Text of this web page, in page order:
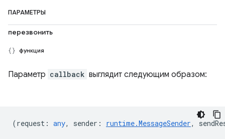
ПАРАМЕТРЫ
перезвонить
функция
Параметр callback выглядит следующим образом:
(request : any, sender : runtime.MessageSender,